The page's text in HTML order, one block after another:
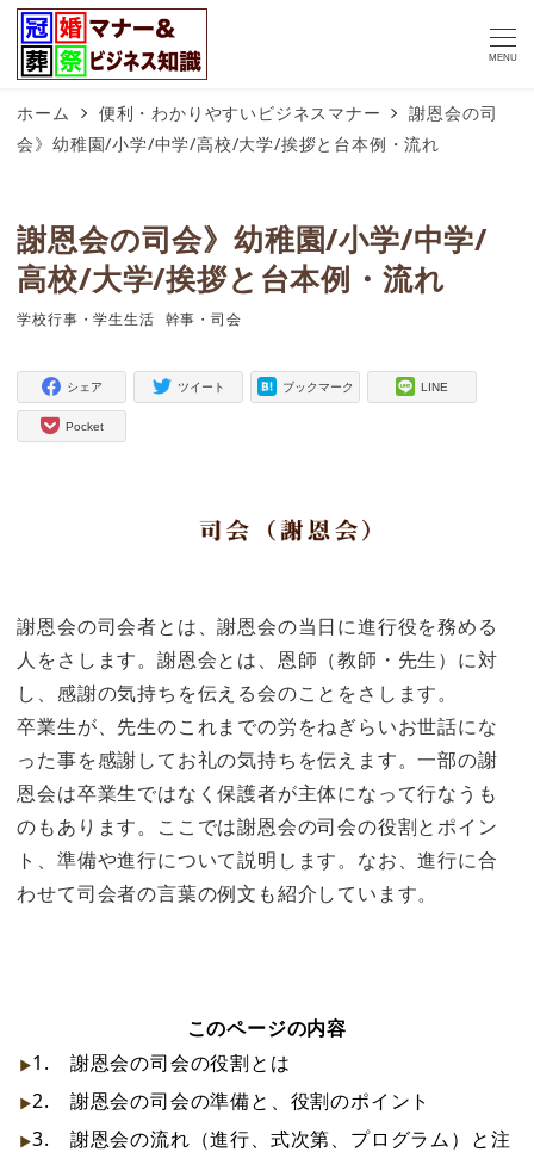
MENU
ホーム 便利・わかりやすいビジネスマナー
謝恩会の司
会》幼稚園/小学/中学/高校/大学/挨拶と台本例・流れ
謝恩会の司会》幼稚園/小学/中学/
高校/大学/挨拶と台本例・流れ
タグ
学校行事・学生生活
タグ
幹事・司会
シェア ツイート ブックマーク LINE
Pocket
謝恩会の司会者とは、謝恩会の当日に進行役を務める
人をさします。謝恩会とは、恩師（教師・先生）に対
し、感謝の気持ちを伝える会のことをさします。
卒業生が、先生のこれまでの労をねぎらいお世話にな
った事を感謝してお礼の気持ちを伝えます。一部の謝
恩会は卒業生ではなく保護者が主体になって行なうも
のもあります。ここでは謝恩会の司会の役割とポイン
ト、準備や進行について説明します。なお、進行に合
わせて司会者の言葉の例文も紹介しています。
このページの内容
1. 謝恩会の司会の役割とは
2. 謝恩会の司会の準備と、役割のポイント
3. 謝恩会の流れ（進行、式次第、プログラム）と注